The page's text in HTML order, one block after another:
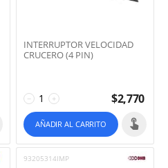
INTERRUPTOR VELOCIDAD
CRUCERO (4 PIN)
+
− $2,770
AÑADIR AL CARRITO
93205314IMP